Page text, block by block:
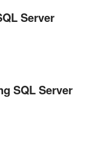
Server
SQL Server